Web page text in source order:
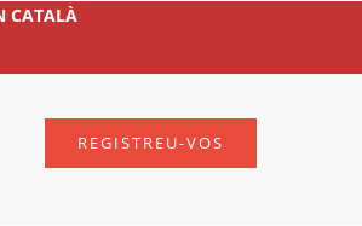
CATALÀ
REGISTREU-VOS